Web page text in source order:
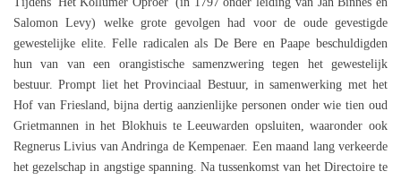
Salomon Levy) welke grote gevolgen had voor de oude gevestigde
gewestelijke elite. Felle radicalen als De Bere en Paape beschuldigden
hun van van een orangistische samenzwering tegen het gewestelijk
bestuur. Prompt liet het Provinciaal Bestuur, in samenwerking met het
Hof van Friesland, bijna dertig aanzienlijke personen onder wie tien oud
Grietmannen in het Blokhuis te Leeuwarden opsluiten, waaronder ook
Regnerus Livius van Andringa de Kempenaer. Een maand lang verkeerde
het gezelschap in angstige spanning. Na tussenkomst van het Directoire te